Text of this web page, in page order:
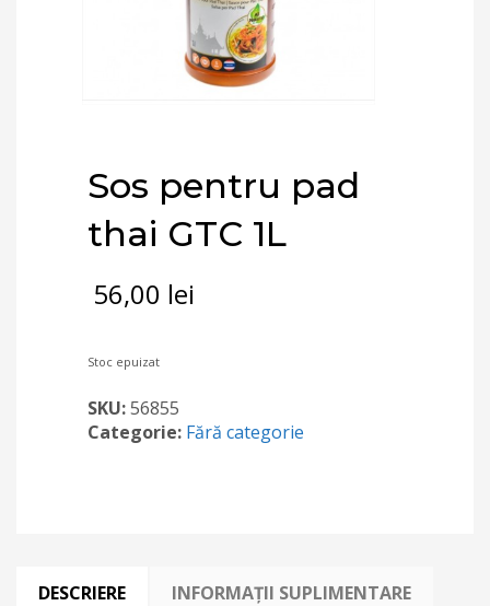
Sos pentru pad
thai GTC 1L
56,00 lei
Stoc epuizat
SKU:56855
Categorie: Fără categorie
DESCRIERE INFORMAȚII SUPLIMENTARE